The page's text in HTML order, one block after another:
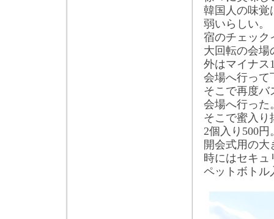
韓国人の味覚
弱いらしい。
宿のチェック
大回転の会場
外はマイナス
会場へ行って
そこで再度バ
会場へ行った
そこで蜜入り
2個入り 500円
開会式用の
時にはセキュ
ペットボトル